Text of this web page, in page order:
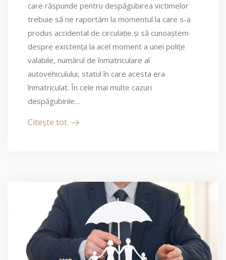
care răspunde pentru despăgubirea victimelor
trebuie să ne raportăm la momentul la care s-a
produs accidental de circulație și să cunoaștem
despre existența la acel moment a unei polițe
valabile, numărul de înmatriculare al
autovehiculului, statul în care acesta era
înmatriculat. În cele mai multe cazuri
despăgubirile…
Citește tot